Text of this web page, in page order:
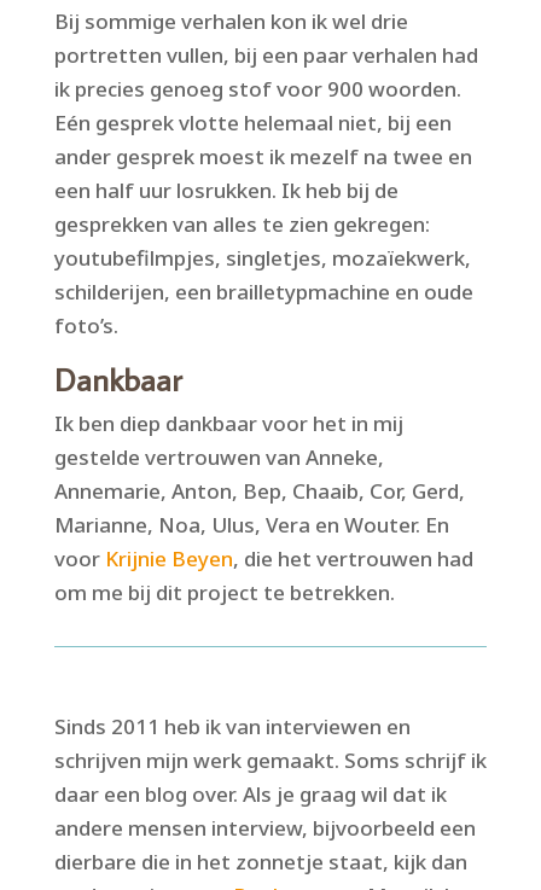
Bij sommige verhalen kon ik wel drie
portretten vullen, bij een paar verhalen had
ik precies genoeg stof voor 900 woorden.
Eén gesprek vlotte helemaal niet, bij een
ander gesprek moest ik mezelf na twee en
een half uur losrukken. Ik heb bij de
gesprekken van alles te zien gekregen:
youtubefilmpjes, singletjes, mozaïekwerk,
schilderijen, een brailletypmachine en oude
foto’s.
Dankbaar
Ik ben diep dankbaar voor het in mij
gestelde vertrouwen van Anneke,
Annemarie, Anton, Bep, Chaaib, Cor, Gerd,
Marianne, Noa, Ulus, Vera en Wouter. En
voor Krijnie Beyen, die het vertrouwen had
om me bij dit project te betrekken.
Sinds 2011 heb ik van interviewen en
schrijven mijn werk gemaakt. Soms schrijf ik
daar een blog over. Als je graag wil dat ik
andere mensen interview, bijvoorbeeld een
dierbare die in het zonnetje staat, kijk dan